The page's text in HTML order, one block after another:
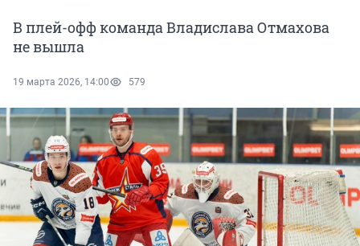
В плей-офф команда Владислава Отмахова
не вышла
19 марта 2026, 14:00 579